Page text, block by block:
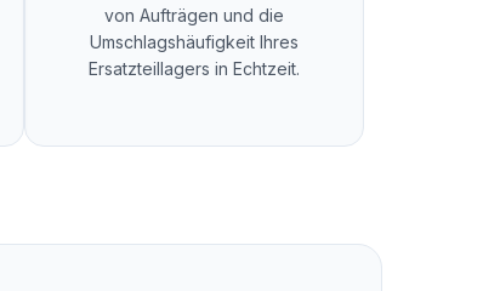
von Aufträgen und die
Umschlagshäufigkeit Ihres
Ersatzteillagers in Echtzeit.